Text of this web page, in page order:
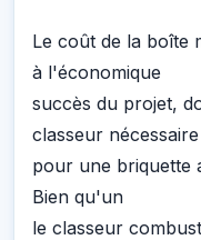
Le coût de la boîte
à l'économique
succès du projet,
classeur nécessaire
pour une briquette
Bien qu'un
le classeur